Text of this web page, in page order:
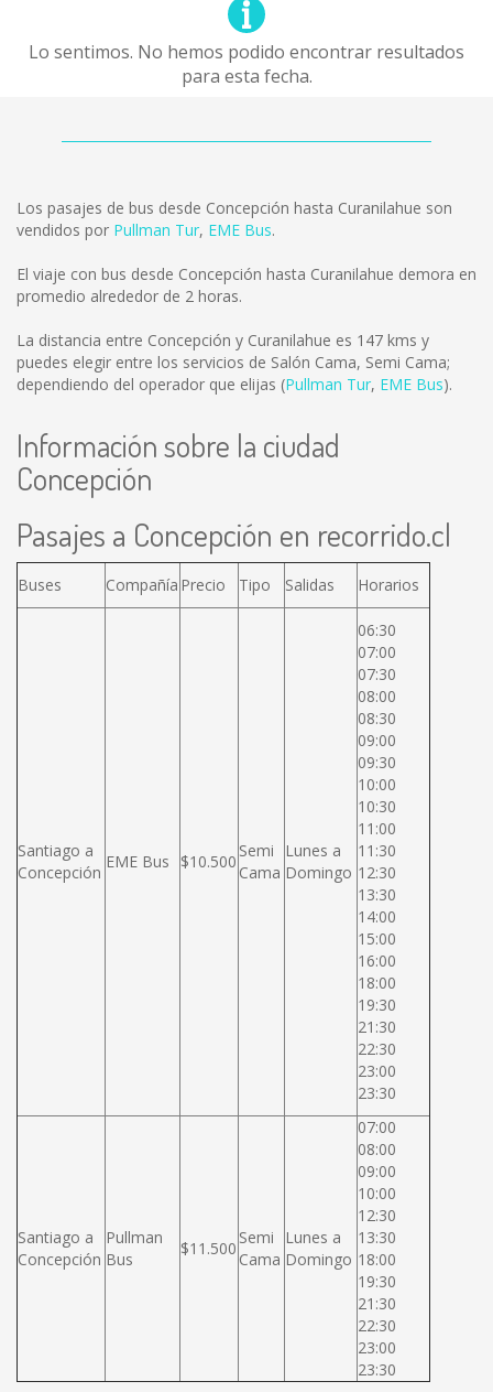
Lo sentimos. No hemos podido encontrar resultados
para esta fecha.
Los pasajes de bus desde Concepción hasta Curanilahue son
vendidos por Pullman Tur, EME Bus.
El viaje con bus desde Concepción hasta Curanilahue demora en
promedio alrededor de 2 horas.
La distancia entre Concepción y Curanilahue es 147 kms y
puedes elegir entre los servicios de Salón Cama, Semi Cama;
dependiendo del operador que elijas (Pullman Tur, EME Bus).
Información sobre la ciudad
Concepción
Pasajes a Concepción en recorrido.cl
Buses Compañía Precio Tipo Salidas Horarios
Santiago a
Concepción
EME Bus $10.500
Semi
Cama
Lunes a
Domingo
06:30
07:00
07:30
08:00
08:30
09:00
09:30
10:00
10:30
11:00
11:30
12:30
13:30
14:00
15:00
16:00
18:00
19:30
21:30
22:30
23:00
23:30
Santiago a
Concepción
Pullman
Bus
$11.500
Semi
Cama
Lunes a
Domingo
07:00
08:00
09:00
10:00
12:30
13:30
18:00
19:30
21:30
22:30
23:00
23:30